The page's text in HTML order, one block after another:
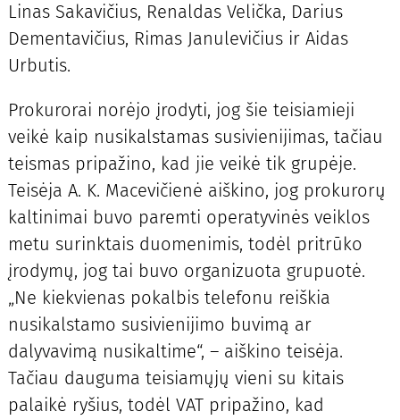
Linas Sakavičius, Renaldas Velička, Darius
Dementavičius, Rimas Janulevičius ir Aidas
Urbutis.
Prokurorai norėjo įrodyti, jog šie teisiamieji
veikė kaip nusikalstamas susivienijimas, tačiau
teismas pripažino, kad jie veikė tik grupėje.
Teisėja A. K. Macevičienė aiškino, jog prokurorų
kaltinimai buvo paremti operatyvinės veiklos
metu surinktais duomenimis, todėl pritrūko
įrodymų, jog tai buvo organizuota grupuotė.
„Ne kiekvienas pokalbis telefonu reiškia
nusikalstamo susivienijimo buvimą ar
dalyvavimą nusikaltime“, – aiškino teisėja.
Tačiau dauguma teisiamųjų vieni su kitais
palaikė ryšius, todėl VAT pripažino, kad